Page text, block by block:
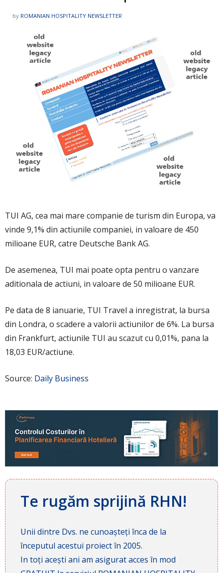
by ROMANIAN HOSPITALITY NEWSLETTER
TUI AG, cea mai mare companie de turism din Europa, va
vinde 9,1% din actiunile companiei, in valoare de 450
milioane EUR, catre Deutsche Bank AG.
De asemenea, TUI mai poate opta pentru o vanzare
aditionala de actiuni, in valoare de 50 milioane EUR.
Pe data de 8 ianuarie, TUI Travel a inregistrat, la bursa
din Londra, o scadere a valorii actiunilor de 6%. La bursa
din Frankfurt, actiunile TUI au scazut cu 0,01%, pana la
18,03 EUR/actiune.
Source: Daily Business
Te rugăm sprijină RHN!
Unii dintre Dvs. ne cunoașteți înca de la
începutul acestui proiect în 2005.
In toți acești ani am asigurat acces în mod